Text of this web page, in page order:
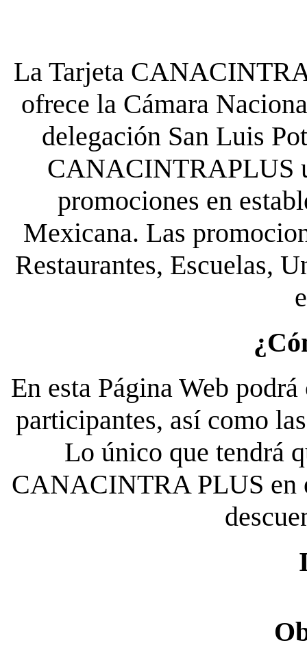
La Tarjeta
ofrece la Cámara
delegación San Luis
CANACINTRAPLUS
promociones en
Mexicana. Las
Restaurantes, Escuelas,
En esta Página Web
participantes, así como
Lo único que tendrá
CANACINTRA PLUS en